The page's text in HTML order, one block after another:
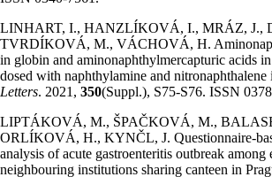
LINHART, I., HANZLÍKOVÁ, I., MRÁZ, J.,
TVRDÍKOVÁ, M., VÁCHOVÁ, H.
in globin and aminonaphthylmercapturic acids
dosed with naphthylamine and nitronaphthalene
Letters. 2021, 350(Suppl.), S75-S76. ISSN
LIPTÁKOVÁ, M., ŠPAČKOVÁ, M.,
ORLÍKOVÁ, H., KYNČL, J. Questionnaire-
analysis of acute gastroenteritis outbreak
neighbouring institutions sharing canteen in